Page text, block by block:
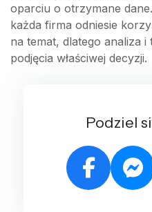
oparciu o otrzymane
każda firma odniesie
na temat, dlatego analiza
podjęcia właściwej decyzji.
Podziel